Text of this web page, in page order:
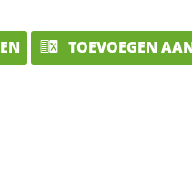
TOEVOEGEN